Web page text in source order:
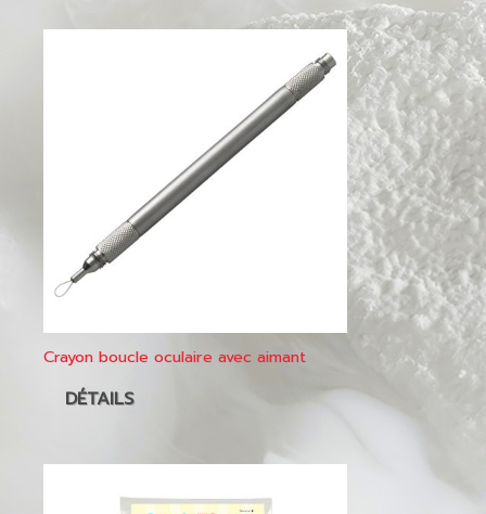
Crayon boucle oculaire avec aimant
DÉTAILS